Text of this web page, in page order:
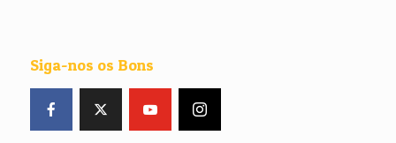
Siga-nos os Bons